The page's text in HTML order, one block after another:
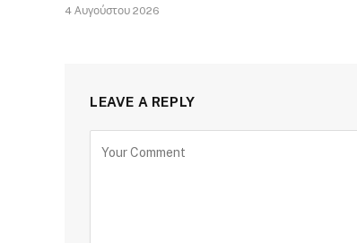
4 Αυγούστου 2026
LEAVE A REPLY